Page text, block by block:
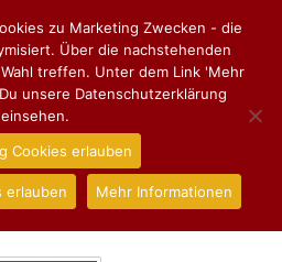
Tenorsaxophon
zu Marketing Zwecken - die
Über die nachstehenden
treffen. Unter dem Link 'Mehr
unsere Datenschutzerklärung
einsehen.
Cookies erlauben
erlauben Mehr Informationen